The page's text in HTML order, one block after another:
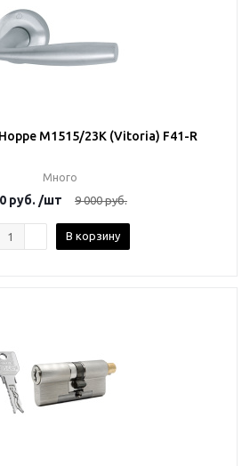
M1515/23K (Vitoria) F41-R
Много
руб. /шт 9 000руб.
В корзину